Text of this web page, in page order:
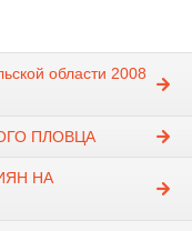
области 2008
ПЛОВЦА
НА